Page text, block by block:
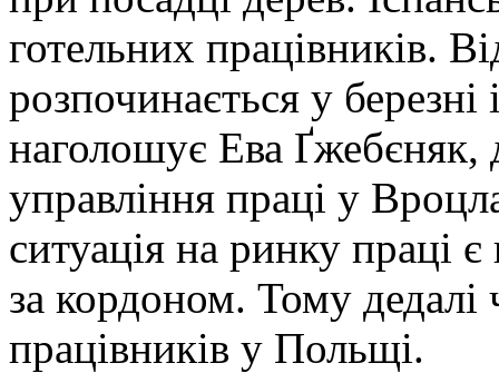
готельних працівників.
розпочинається у
наголошує Ева Ґжебєняк,
управління праці у
ситуація на ринку праці
за кордоном. Тому дедалі
працівників у Польщі.